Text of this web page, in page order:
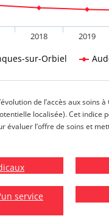
sur-Orbiel
2018 2019
de l’accès aux soins
localisée). Cet
évaluer l’offre de soins et
service